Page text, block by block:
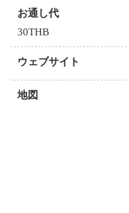
お通し代
30THB
ウェブサイト
地図